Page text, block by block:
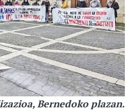
Bernedoko plazan.